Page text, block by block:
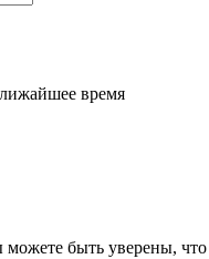
время
быть уверены,